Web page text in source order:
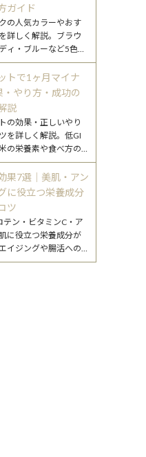
ガイド
の人気カラーやおす
詳しく解説。ブラウ
ィ・ブルーなど5色の
でも挑戦しやすい取
します。
トで1ヶ月マイナ
・やり方・成功の
説
の効果・正しいやり
を詳しく解説。低GI
の栄養素や食べ方の
で、無理なく続ける
をまとめました。
果7選｜美肌・アン
に役立つ栄養成分
ツ
テン・ビタミンC・ア
に役立つ栄養成分が
イジングや腸活への
るニラの美容効果